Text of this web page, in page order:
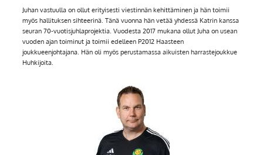
Juhan vastuulla on ollut erityisesti viestinnän kehittäminen ja hän toimii
myös hallituksen sihteerinä. Tänä vuonna hän vetää yhdessä Katrin kanssa
seuran 70-vuotisjuhlaprojektia. Vuodesta 2017 mukana ollut Juha on usean
vuoden ajan toiminut ja toimii edelleen P2012 Haasteen
joukkueenjohtajana. Hän oli myös perustamassa aikuisten harrastejoukkue
Huhkijoita.